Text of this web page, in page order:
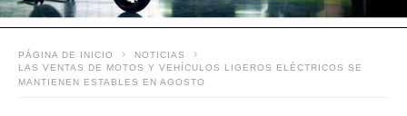
PÁGINA DE INICIO
NOTICIAS
LAS VENTAS DE MOTOS Y VEHÍCULOS LIGEROS ELÉCTRICOS SE
MANTIENEN ESTABLES EN AGOSTO